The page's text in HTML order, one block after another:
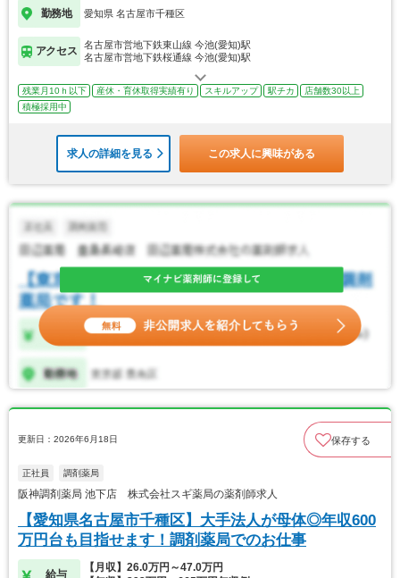
勤務地 愛知県 名古屋市千種区
アクセス
名古屋市営地下鉄東山線 今池(愛知)駅
名古屋市営地下鉄桜通線 今池(愛知)駅
残業月10ｈ以下 産休・育休取得実績有り スキルアップ 駅チカ
店舗数30以上
積極採用中
求人の詳細を見る この求人に興味がある
更新日：2026年6月18日 保存する
正社員 調剤薬局
阪神調剤薬局 池下店 株式会社スギ薬局の薬剤師求人
【愛知県名古屋市千種区】大手法人が母体◎年収600
万円台も目指せます！調剤薬局でのお仕事
給与
【月収】26.0万円～47.0万円